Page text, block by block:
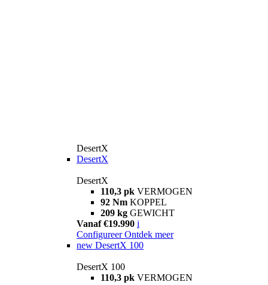
DesertX
DesertX
DesertX
110,3 pk VERMOGEN
92 Nm KOPPEL
209 kg GEWICHT
Vanaf €19.990 i
Configureer Ontdek meer
new DesertX 100
DesertX 100
110,3 pk VERMOGEN